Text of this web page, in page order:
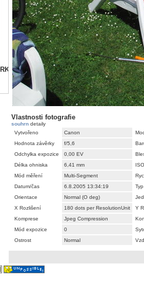
Vlastnosti fotografie
souhrn detaily
Vytvořeno
Canon
Hodnota závěrky
f/5,6
Odchylka expozice
0,00 EV
Délka ohniska
6,41 mm
ISO
Mód měření
Multi-Segment
Datum/čas
6.8.2005 13:34:19
Orientace
Normal (O deg)
X Rozlišení
180 dots per ResolutionUnit
Y
Komprese
Jpeg Compression
Mód expozice
0
Ostrost
Normal